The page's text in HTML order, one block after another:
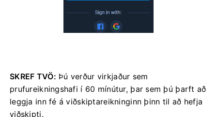
SKREF TVÖ: Þú verður virkjaður sem
prufureikningshafi í 60 mínútur, þar sem þú þarft að
leggja inn fé á viðskiptareikninginn þinn til að hefja
viðskipti.